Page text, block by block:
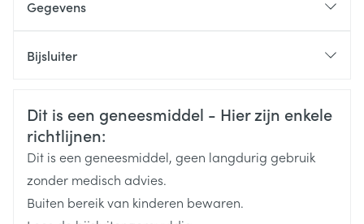
Dosisverandering in stappen van 50 mg met min. 1
Max. 200 mg/dag
Dosisverandering in stappen van 50 mg met min. 1
week interval
Max. 200 mg/dag
Startdosis
13 tot 17 jaar: 50 mg/dag.
Gegevens
Merken
Breedte 45 mm
Lengte
Bijsluiter
Veiligheidsinformatie
Dit is een geneesmiddel - Hier zijn enkele
richtlijnen:
Dit is een geneesmiddel, geen langdurig gebruik
zonder medisch advies.
Buiten bereik van kinderen bewaren.